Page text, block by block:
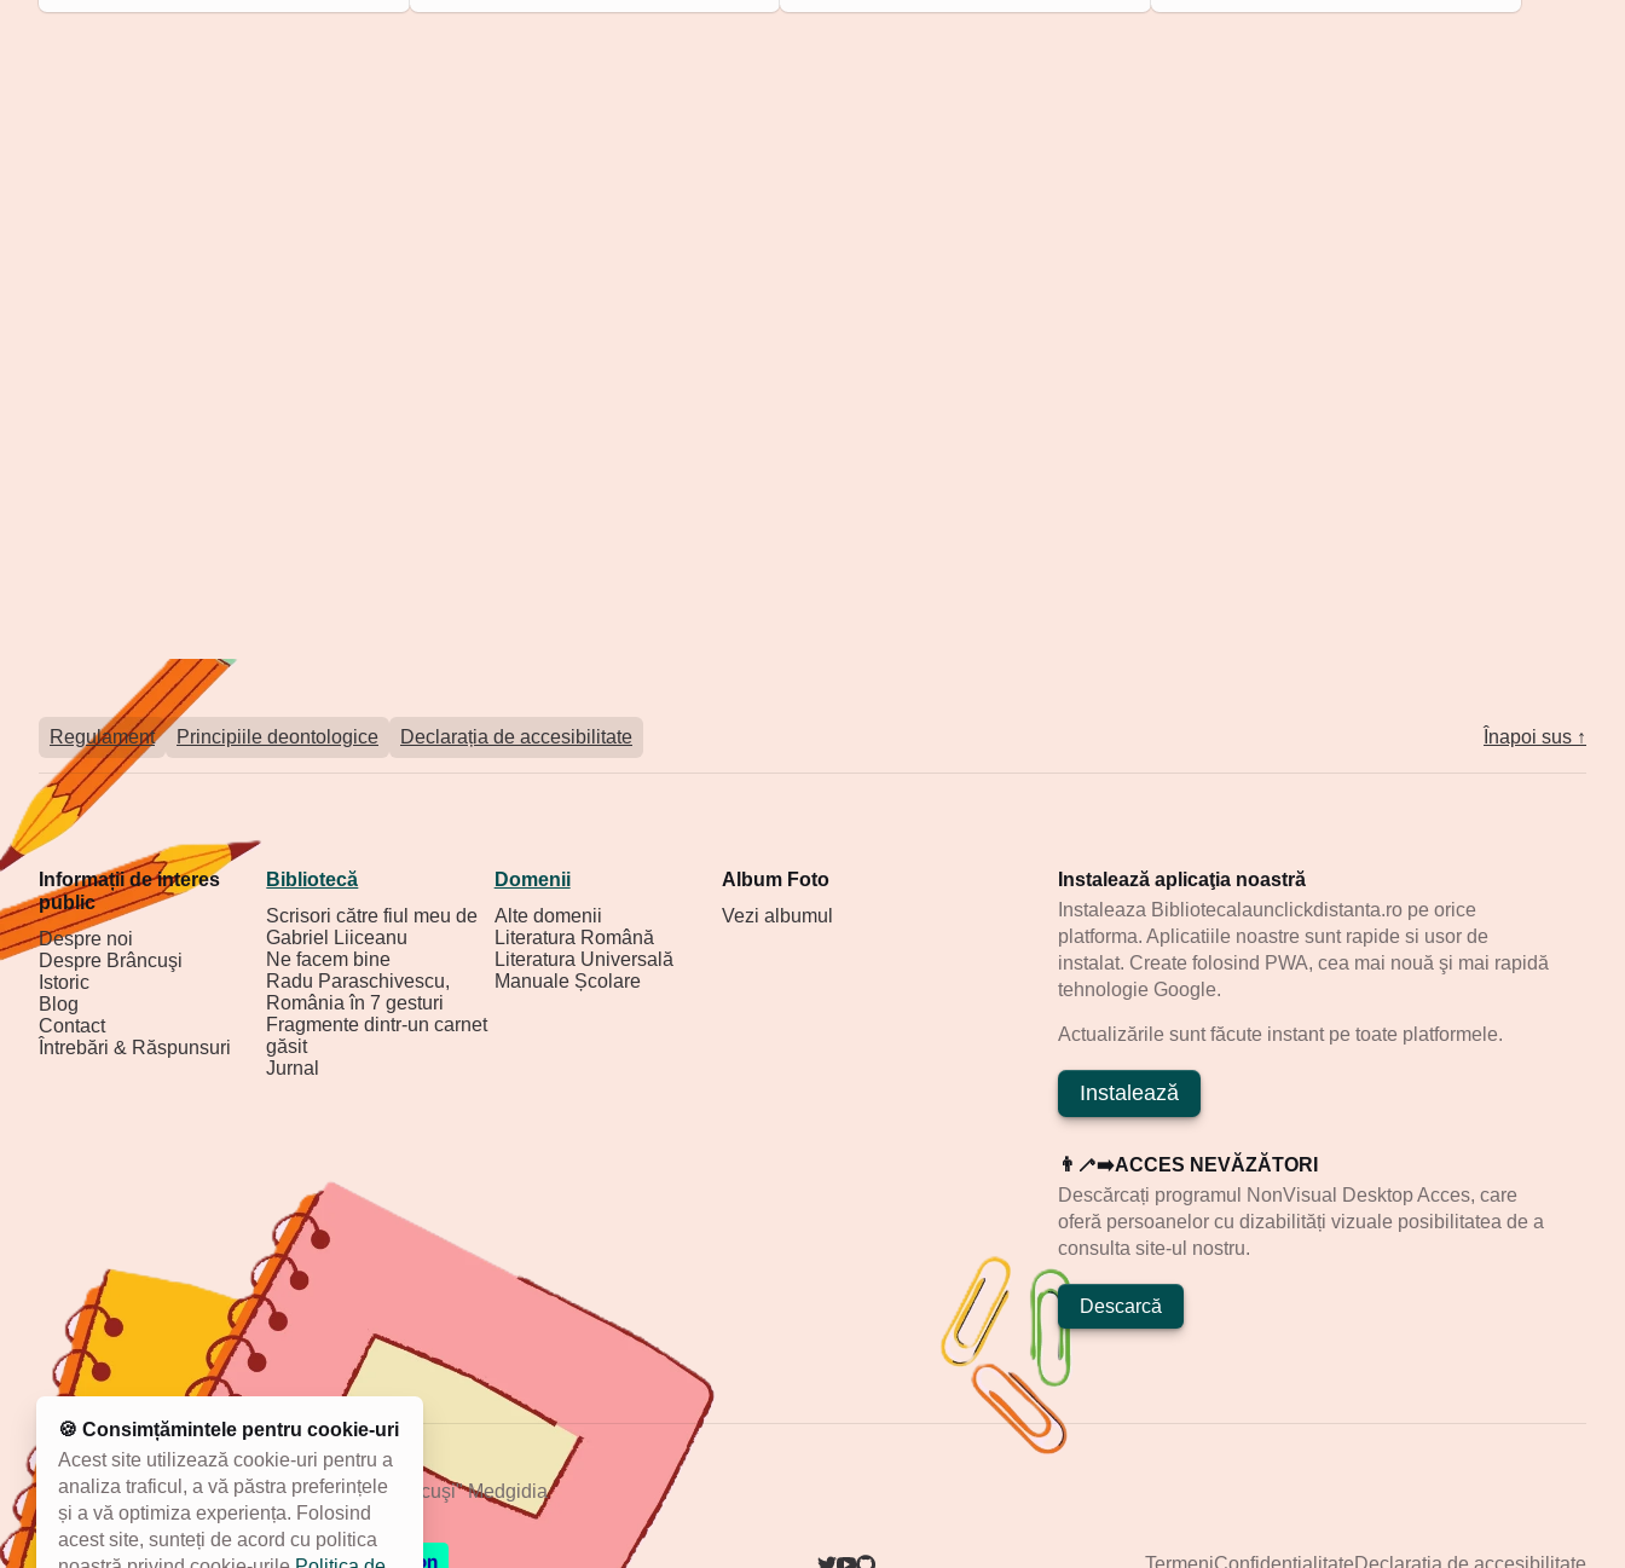
Regulament Principiile deontologice Declarația de accesibilitate Înapoi sus ↑
Informații de interes
public
Despre noi
Despre Brâncuşi
Istoric
Blog
Contact
Întrebări & Răspunsuri
Bibliotecă
Scrisori către fiul meu de
Gabriel Liiceanu
Ne facem bine
Radu Paraschivescu,
România în 7 gesturi
Fragmente dintr-un carnet
găsit
Jurnal
Domenii
Alte domenii
Literatura Română
Literatura Universală
Manuale Școlare
Album Foto
Vezi albumul
Instalează aplicaţia noastră
Instaleaza Bibliotecalaunclickdistanta.ro pe orice
platforma. Aplicatiile noastre sunt rapide si usor de
instalat. Create folosind PWA, cea mai nouă şi mai rapidă
tehnologie Google.
Actualizările sunt făcute instant pe toate platformele.
Instalează
👨‍🦯‍➡️ACCES NEVĂZĂTORI
Descărcați programul NonVisual Desktop Acces, care
oferă persoanelor cu dizabilități vizuale posibilitatea de a
consulta site-ul nostru.
Descarcă
© 2025 Şcoala Gimnazială "Constantin Brancuşi" Medgidia
Dezvoltat și susținut deSURFVERSE
No Result Website Carbon TermeniConfidenţialitateDeclarația de accesibilitate
🍪 Consimțămintele pentru cookie-uri
Acest site utilizează cookie-uri pentru a
analiza traficul, a vă păstra preferințele
și a vă optimiza experiența. Folosind
acest site, sunteți de acord cu politica